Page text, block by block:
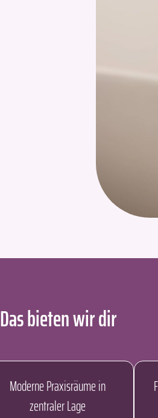
Das bieten wir dir
Moderne Praxisräume in
zentraler Lage